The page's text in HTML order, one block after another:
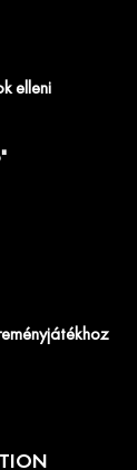
elleni